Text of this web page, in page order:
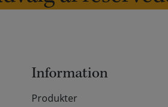
Information
Produkter